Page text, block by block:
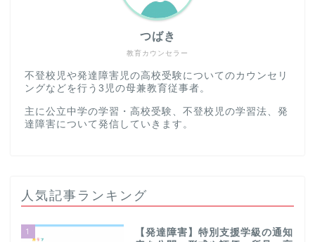
教育カウンセラー
つばき
不登校児や発達障害児の高校受験についてのカウンセリ
ングなどを行う3児の母兼教育従事者。
主に公立中学の学習・高校受験、不登校児の学習法、発
達障害について発信していきます。
人気記事ランキング
1
【発達障害】特別支援学級の通知